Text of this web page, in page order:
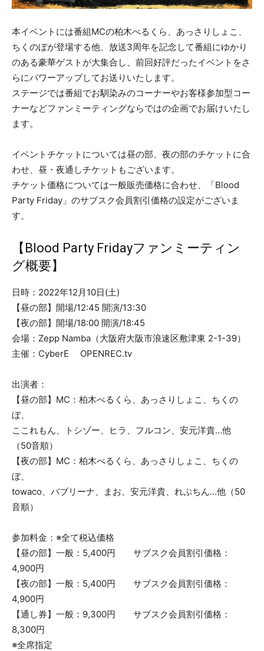
本イベントには番組MCの柏木べるくら、あっさりしょこ、
ちくのぼが登場する他、放送3周年を記念して番組にゆかり
のある豪華ゲストが大集合し、前回好評だったイベントをさ
らにパワーアップしてお送りいたします。
ステージでは番組でお馴染みのコーナーやお客様参加型コー
ナーなどファンミーティングならではの企画でお届けいたし
ます。
イベントチケットについては昼の部、夜の部のチケットに合
わせ、昼・夜通しチケットもございます。
チケット価格については一般販売価格に合わせ、「Blood
Party Friday」のサブスク会員割引価格の設定がございま
す。
【Blood Party Fridayファンミーティン
グ概要】
日時：2022年12月10日(土)
【昼の部】開場/12:45 開演/13:30
【夜の部】開場/18:00 開演/18:45
会場：Zepp Namba（大阪府大阪市浪速区敷津東 2-1-39）
主催：CyberE OPENREC.tv
出演者：
【昼の部】MC：柏木べるくら、あっさりしょこ、ちくの
ぼ、
ここれもん、トシゾー、ヒラ、フルコン、安元洋貴…他
（50音順）
【夜の部】MC：柏木べるくら、あっさりしょこ、ちくの
ぼ、
towaco、バブリーナ、まお、安元洋貴、れぷちん…他（50
音順）
参加料金：※全て税込価格
【昼の部】一般：5,400円 サブスク会員割引価格：
4,900円
【夜の部】一般：5,400円 サブスク会員割引価格：
4,900円
【通し券】一般：9,300円 サブスク会員割引価格：
8,300円
※全席指定